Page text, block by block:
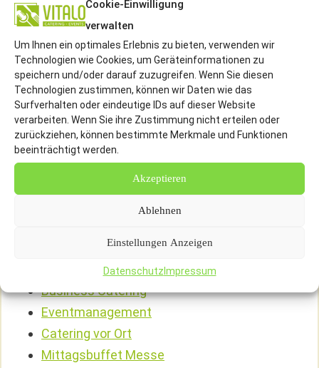
Cookie-Einwilligung
verwalten
Um Ihnen ein optimales Erlebnis zu bieten, verwenden wir
Technologien wie Cookies, um Geräteinformationen zu
speichern und/oder darauf zuzugreifen. Wenn Sie diesen
Technologien zustimmen, können wir Daten wie das
Surfverhalten oder eindeutige IDs auf dieser Website
verarbeiten. Wenn Sie ihre Zustimmung nicht erteilen oder
zurückziehen, können bestimmte Merkmale und Funktionen
beeinträchtigt werden.
Akzeptieren
Ablehnen
Einstellungen Anzeigen
DatenschutzImpressum
somit einen Überblick zu erfahren. Trotz dessen
sind wir der Meinung, dass Qualität eher schwer
zu verallgemeinern ist. Aus diesem Grund bitten
wir Sie um Verständnis, dass wir Ihnen auf
unserer Seite keine konkreten Preise für Ihr
individuelles Veranstaltungscatering zur
Verfügung stellen können. Selbstverständlich
sowie ein individuelles Angebot erwarten.
Weitere Leistungen Von Vitalo Catering
Business Catering
Eventmanagement
Catering vor Ort
Mittagsbuffet Messe